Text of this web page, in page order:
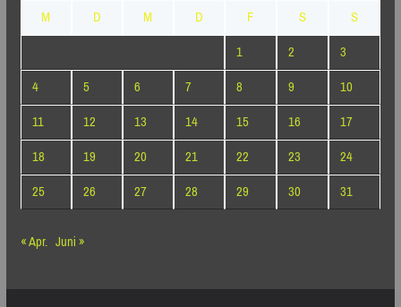
M
D M D F S
S
1
2
3
4
5 6 7 8 9
10
11
12 13 14 15 16
17
18
19 20 21 22 23
24
25
26 27 28 29 30
31
« Apr. Juni »